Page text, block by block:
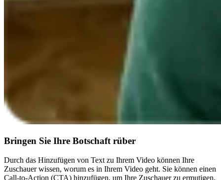
Bringen Sie Ihre Botschaft rüber
Durch das Hinzufügen von Text zu Ihrem Video können Ihre
Zuschauer wissen, worum es in Ihrem Video geht. Sie können einen
Call-to-Action (CTA) hinzufügen, um Ihre Zuschauer zu ermutigen,